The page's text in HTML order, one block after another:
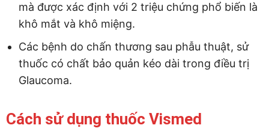
mà được xác định với 2 triệu chứng phổ biến là
khô mắt và khô miệng.
Các bệnh do chấn thương sau phẫu thuật, sử
thuốc có chất bảo quản kéo dài trong điều trị
Glaucoma.
Cách sử dụng thuốc Vismed